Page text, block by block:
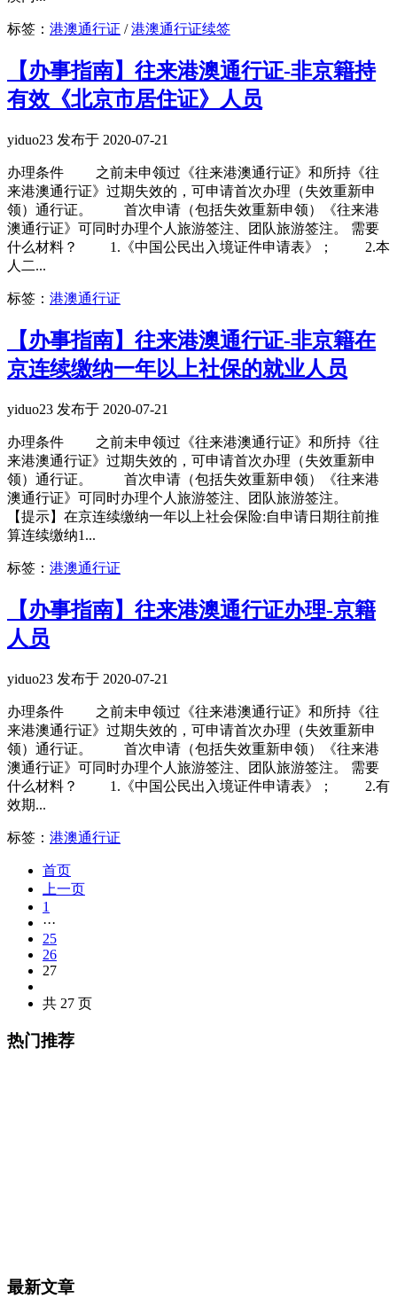
标签： 港澳通行证 /港澳通行证续签
【办事指南】往来港澳通行证-非京籍持
有效《北京市居住证》人员
yiduo23 发布于 2020-07-21
办理条件 之前未申领过《往来港澳通行证》和所持《往
来港澳通行证》过期失效的，可申请首次办理（失效重新申
领）通行证。 首次申请（包括失效重新申领）《往来港
澳通行证》可同时办理个人旅游签注、团队旅游签注。 需要
什么材料？ 1.《中国公民出入境证件申请表》； 2.本
人二...
标签： 港澳通行证
【办事指南】往来港澳通行证-非京籍在
京连续缴纳一年以上社保的就业人员
yiduo23 发布于 2020-07-21
办理条件 之前未申领过《往来港澳通行证》和所持《往
来港澳通行证》过期失效的，可申请首次办理（失效重新申
领）通行证。 首次申请（包括失效重新申领）《往来港
澳通行证》可同时办理个人旅游签注、团队旅游签注。
【提示】在京连续缴纳一年以上社会保险:自申请日期往前推
算连续缴纳1...
标签： 港澳通行证
【办事指南】往来港澳通行证办理-京籍
人员
yiduo23 发布于 2020-07-21
办理条件 之前未申领过《往来港澳通行证》和所持《往
来港澳通行证》过期失效的，可申请首次办理（失效重新申
领）通行证。 首次申请（包括失效重新申领）《往来港
澳通行证》可同时办理个人旅游签注、团队旅游签注。 需要
什么材料？ 1.《中国公民出入境证件申请表》； 2.有
效期...
标签： 港澳通行证
首页
上一页
1
···
25
26
27
共 27 页
热门推荐
最新文章